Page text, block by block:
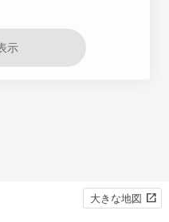
示
大きな地図